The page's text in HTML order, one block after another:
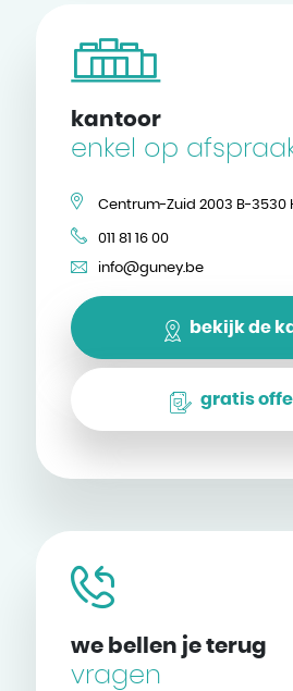
kantoor
enkel op
Centrum-Zuid 2003 B-3530
011 81 16 00
info@guney.be
bekijk de
gratis
we bellen je terug
vragen